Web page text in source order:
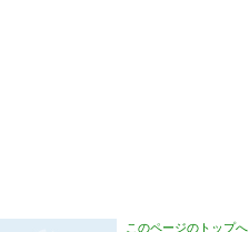
このページのトップへ